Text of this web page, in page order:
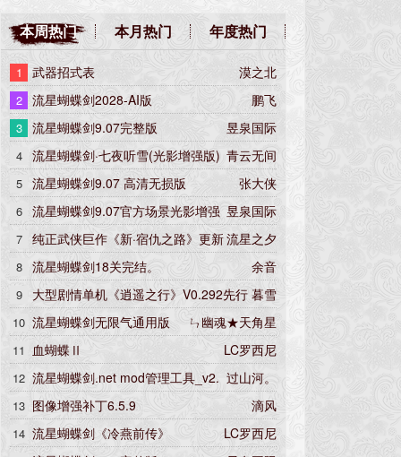
2.为所有角色添加受击反馈音效
（挨打音效）。 3.优化部分贴
图，特效，语音效果。 注：女
本周热门 本月热门 年度热门
1 漠之北
武器招式表
2 鹏飞
流星蝴蝶剑2028-AI版
3 昱泉国际
流星蝴蝶剑9.07完整版
4 青云无间
流星蝴蝶剑·七夜听雪(光影增强版)
5 张大侠
流星蝴蝶剑9.07 高清无损版
6 昱泉国际
流星蝴蝶剑9.07官方场景光影增强
版
7 流星之夕
纯正武侠巨作《新·宿仇之路》更新
5.22版
8 余音
流星蝴蝶剑18关完结。
9 暮雪
大型剧情单机《逍遥之行》V0.292先行
版
10 ㄣ幽魂★天角星
流星蝴蝶剑无限气通用版
11 LC罗西尼
血蝴蝶Ⅱ
12 过山河。
流星蝴蝶剑.net mod管理工具_v2.
6.0
13 滴风
图像增强补丁6.5.9
14 LC罗西尼
流星蝴蝶剑《冷燕前传》